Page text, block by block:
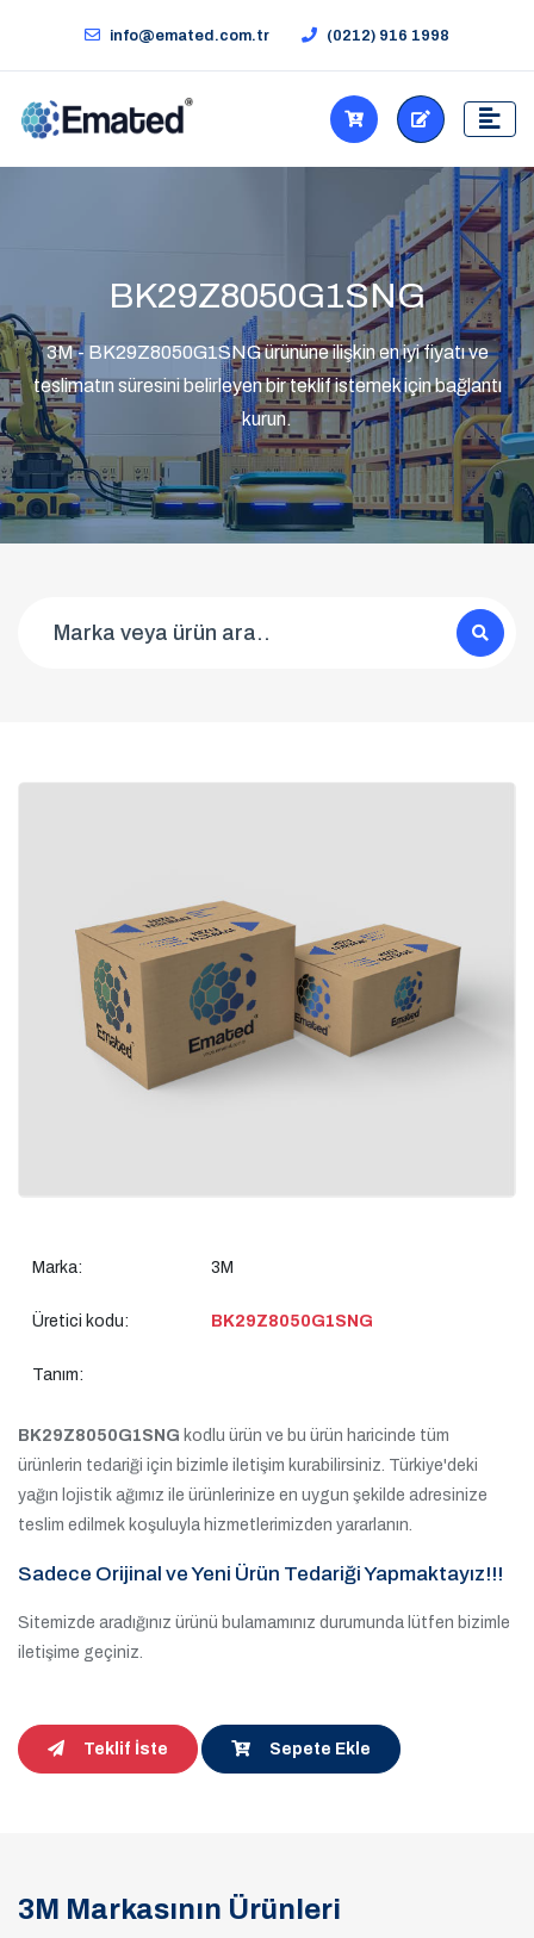
info@emated.com.tr (0212) 916 1998
BK29Z8050G1SNG
3M - BK29Z8050G1SNG ürününe ilişkin en iyi fiyatı ve
teslimatın süresini belirleyen bir teklif istemek için bağlantı
kurun.
Marka: 3M
Üretici kodu: BK29Z8050G1SNG
Tanım:
BK29Z8050G1SNG kodlu ürün ve bu ürün haricinde tüm
ürünlerin tedariği için bizimle iletişim kurabilirsiniz. Türkiye'deki
yağın lojistik ağımız ile ürünlerinize en uygun şekilde adresinize
teslim edilmek koşuluyla hizmetlerimizden yararlanın.
Sadece Orijinal ve Yeni Ürün Tedariği Yapmaktayız!!!
Sitemizde aradığınız ürünü bulamamınız durumunda lütfen bizimle
iletişime geçiniz.
Teklif İste Sepete Ekle
3M Markasının Ürünleri